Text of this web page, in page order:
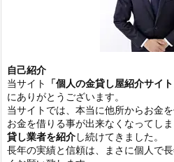
自己紹介
当サイト
「個人の金貸し屋紹介サイト
にありがとうございます。
当サイトでは、本当に他所からお金
お金を借りる事が出来なくなってし
貸し業者を紹介し続けてきました。
長年の実績と信頼は、まさに個人で